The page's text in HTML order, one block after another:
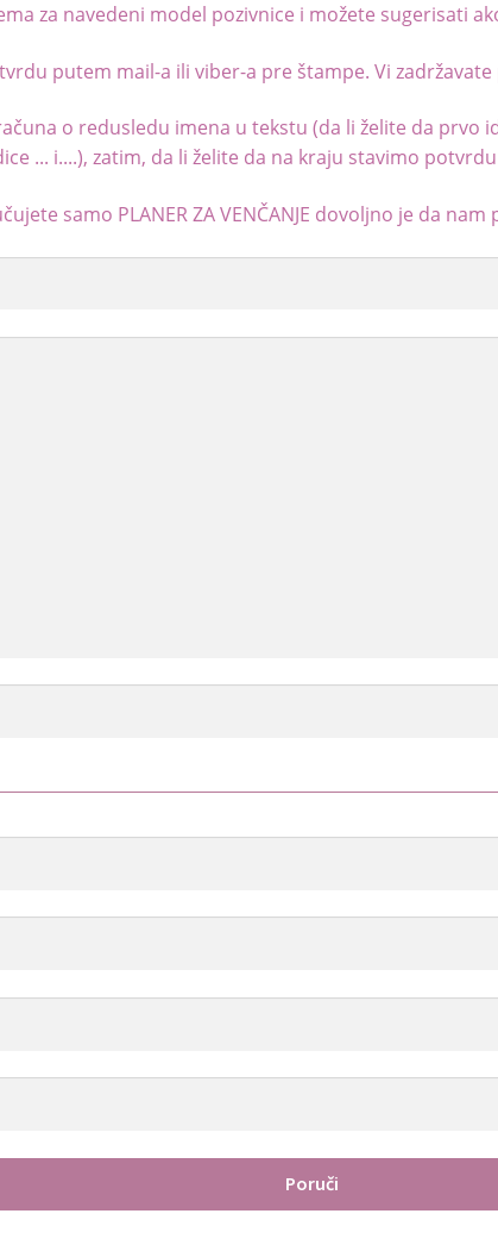
za navedeni model pozivnice i možete sugerisati
putem mail-a ili viber-a pre štampe. Vi
o redusledu imena u tekstu (da li želite da
... i....), zatim, da li želite da na kraju stavimo
samo PLANER ZA VENČANJE dovoljno je da nam